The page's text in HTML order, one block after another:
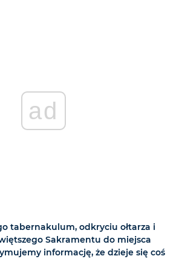
ad
tabernakulum, odkryciu ołtarza i
Sakramentu do miejsca
informację, że dzieje się coś